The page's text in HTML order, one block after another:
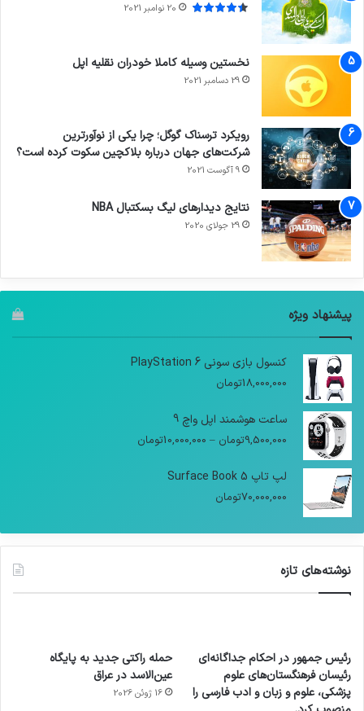
20 نوامبر 2021
نخستین وسیله کاملا خودران نقلیه اپل
29 دسامبر 2021
رویکرد ترسناک گوگل؛ چرا یکی از نوآورترین
شرکت‌های جهان درباره بلاکچین سکوت کرده است؟
9 آگوست 2021
نتایج دیدار‌های لیگ بسکتبال NBA
29 جولای 2020
پیشنهاد ویژه
کنسول بازی سونی PlayStation 6
18,000,000تومان
ساعت هوشمند اپل واچ 9
9,500,000تومان –
10,000,000تومان
لپ تاپ Surface Book 5
70,000,000تومان
نوشته‌های تازه
رئیس جمهور در احکام جداگانه‌ای
رئیسان فرهنگستان‌های علوم
پزشکی، علوم و زبان و ادب فارسی را
حمله راکتی جدید به پایگاه
عین‌الاسد در عراق
16 ژوئن 2026